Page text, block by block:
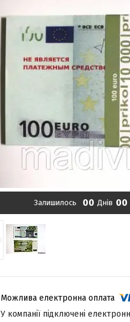
Залишилось 00 Днів 00
У компанії підключені